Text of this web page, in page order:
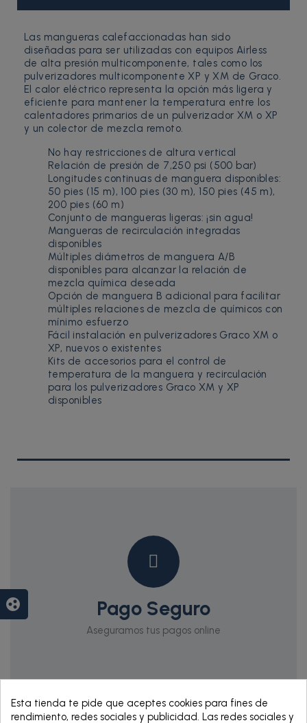
Las mangueras calefaccionadas han sido
diseñadas para ser utilizadas con equipos Airless
de alta presión multicomponente, tales como los
pulverizadores multicomponente XP y XM de Graco.
El calor eléctrico representa la opción más ligera y
eficiente para mantener la temperatura entre los
calentadores primarios de un pulverizador XM o XP
y un colector de mezcla remoto.
No hay restricciones de altura vertical
Relación de presión de 7,250 psi (500 bar)
Longitudes continuas de manguera disponibles:
50 pies (15 m), 100 pies (30 m), 150 pies (45 m),
200 pies (60 m)
Conjunto de mangueras ligeras: ¡sin agua!
Mangueras de recirculación integradas
disponibles
Múltiples diámetros de manguera A/B
disponibles para alcanzar la relación de
mezcla química deseada
Opción de manguera B adicional para facilitar
múltiples relaciones de mezcla de químicos con
mínimo esfuerzo
Fácil instalación en pulverizadores Graco XM o
XP, nuevos o existentes
Kits de accesorios para el control de
temperatura de la manguera y recirculación
para los pulverizadores Graco XM y XP
disponibles
Pago Seguro
Aseguramos tus pagos online
Esta tienda te pide que aceptes cookies para fines de
rendimiento, redes sociales y publicidad. Las redes sociales y
group_work